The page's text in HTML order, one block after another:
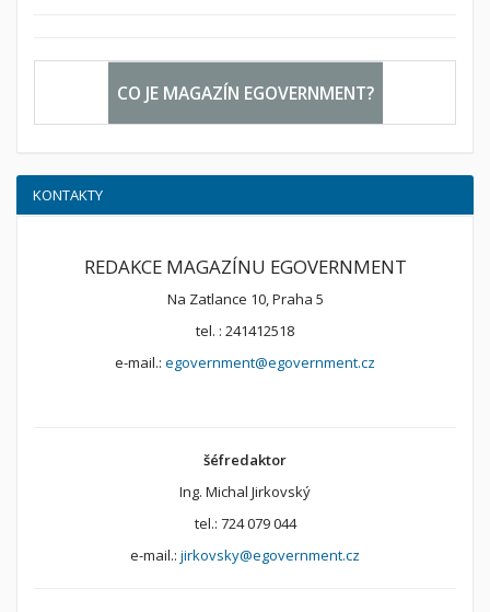
CO JE MAGAZÍN EGOVERNMENT?
KONTAKTY
REDAKCE MAGAZÍNU EGOVERNMENT
Na Zatlance 10, Praha 5
tel. : 241412518
e-mail.: egovernment@egovernment.cz
šéfredaktor
Ing. Michal Jirkovský
tel.: 724 079 044
e-mail.: jirkovsky@egovernment.cz